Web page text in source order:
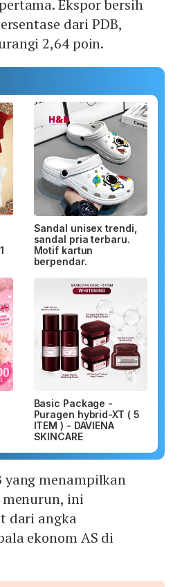
Ekspor bersih
dari PDB,
2,64 poin.
Sandal unisex trendi,
sandal pria terbaru.
Motif kartun
berpendar.
Basic Package -
Puragen hybrid-XT ( 5
ITEM ) - DAVIENA
SKINCARE
yang menampilkan
ini
dari angka
ekonom AS di